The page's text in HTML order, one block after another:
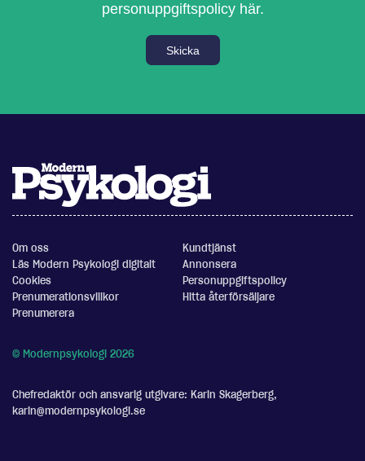
personuppgiftspolicy här.
Skicka
Om oss
Kundtjänst
Läs Modern Psykologi digitalt
Annonsera
Cookies
Personuppgiftspolicy
Prenumerationsvillkor
Hitta återförsäljare
Prenumerera
© Modernpsykologi 2026
Chefredaktör och ansvarig utgivare: Karin Skagerberg,
karin@modernpsykologi.se